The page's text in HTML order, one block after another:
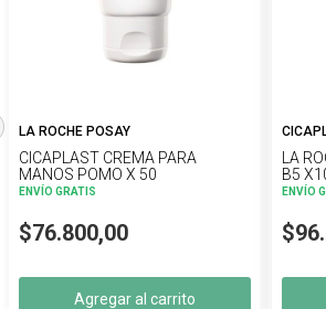
LA ROCHE POSAY
CICAPLAST CREMA PARA
MANOS POMO X 50
ENVÍO GRATIS
$76.800,00
Agregar al carrito
LA
B5
ENVÍO